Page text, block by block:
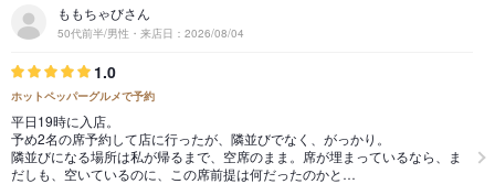
ももちゃびさん
50代前半/男性・来店日：2026/08/04
1.0
ホットペッパーグルメで予約
平日19時に入店。
予め2名の席予約して店に行ったが、隣並びでなく、がっかり。
隣並びになる場所は私が帰るまで、空席のまま。席が埋まっているなら、ま
だしも、空いているのに、この席前提は何だったのかと…